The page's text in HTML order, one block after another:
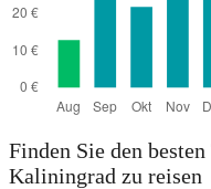
Finden Sie den
Kaliningrad zu reisen